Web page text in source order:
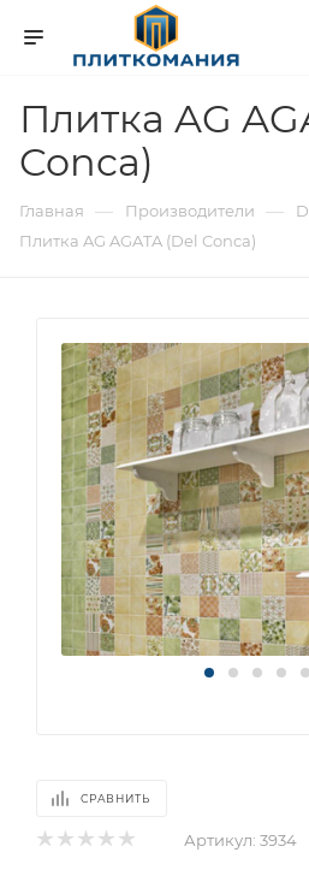
Плитка AG
Conca)
Главная — Производители —
Плитка AG AGATA (Del Conca)
СРАВНИТЬ
Артикул: 3934